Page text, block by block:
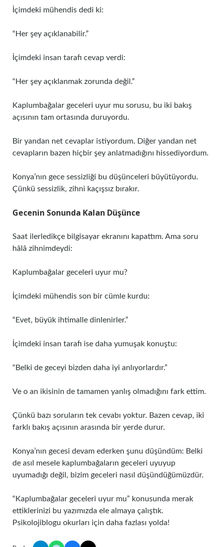
İçimdeki mühendis dedi ki:
“Her şey açıklanabilir.”
İçimdeki insan tarafı cevap verdi:
“Her şey açıklanmak zorunda değil.”
Kaplumbağalar geceleri uyur mu sorusu, bu iki bakış
açısının tam ortasında duruyordu.
Bir yandan net cevaplar istiyordum. Diğer yandan net
cevapların bazen hiçbir şey anlatmadığını hissediyordum.
Konya’nın gece sessizliği bu düşünceleri büyütüyordu.
Çünkü sessizlik, zihni kaçışsız bırakır.
Gecenin Sonunda Kalan Düşünce
Saat ilerledikçe bilgisayar ekranını kapattım. Ama soru
hâlâ zihnimdeydi:
Kaplumbağalar geceleri uyur mu?
İçimdeki mühendis son bir cümle kurdu:
“Evet, büyük ihtimalle dinlenirler.”
İçimdeki insan tarafı ise daha yumuşak konuştu:
“Belki de geceyi bizden daha iyi anlıyorlardır.”
Ve o an ikisinin de tamamen yanlış olmadığını fark ettim.
Çünkü bazı soruların tek cevabı yoktur. Bazen cevap, iki
farklı bakış açısının arasında bir yerde durur.
Konya’nın gecesi devam ederken şunu düşündüm: Belki
de asıl mesele kaplumbağaların geceleri uyuyup
uyumadığı değil, bizim geceleri nasıl düşündüğümüzdür.
“Kaplumbağalar geceleri uyur mu” konusunda merak
ettiklerinizi bu yazımızda ele almaya çalıştık.
Psikolojiblogu okurları için daha fazlası yolda!